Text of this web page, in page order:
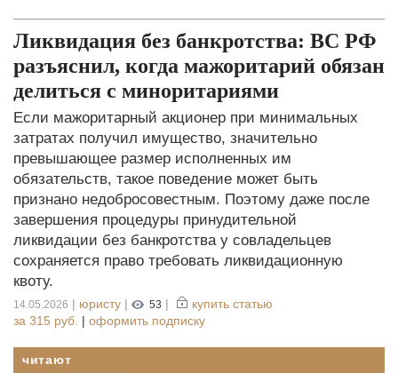
Ликвидация без банкротства: ВС РФ
разъяснил, когда мажоритарий обязан
делиться с миноритариями
Если мажоритарный акционер при минимальных
затратах получил имущество, значительно
превышающее размер исполненных им
обязательств, такое поведение может быть
признано недобросовестным. Поэтому даже после
завершения процедуры принудительной
ликвидации без банкротства у совладельцев
сохраняется право требовать ликвидационную
квоту.
14.05.2026 | юристу | 53 |
купить статью
за 315 руб. | оформить подписку
читают